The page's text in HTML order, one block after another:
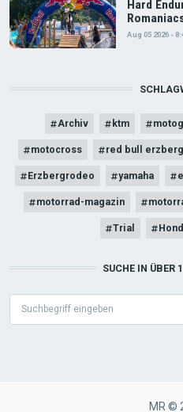
Hard
Aug 05 2026 -
Archiv ktm
motocross red bull
Erzbergrodeo yamaha
motorrad-magazin
Trial
SUCHE IN ÜBER
MR ©